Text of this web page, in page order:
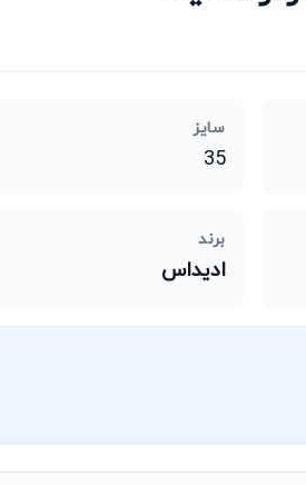
سایز
35
برند
ادیداس